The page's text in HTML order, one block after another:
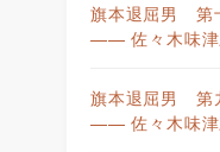
旗本退屈男 第
—— 佐々木味津
旗本退屈男 第
—— 佐々木味津